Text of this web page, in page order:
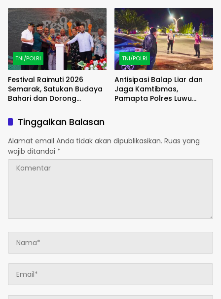
TNI/POLRI
Festival Raimuti 2026
Semarak, Satukan Budaya
Bahari dan Dorong
TNI/POLRI
Antisipasi Balap Liar dan
Jaga Kamtibmas,
Pamapta Polres Luwu
Tinggalkan Balasan
Alamat email Anda tidak akan dipublikasikan. Ruas yang
wajib ditandai *